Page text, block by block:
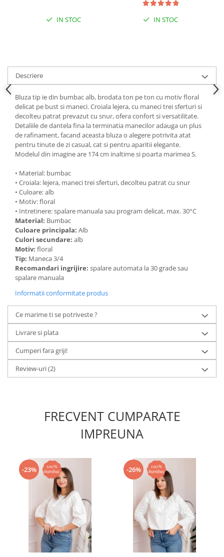
IN STOC IN STOC
Descriere
Bluza tip ie din bumbac alb, brodata ton pe ton cu motiv floral
delicat pe bust si maneci. Croiala lejera, cu maneci trei sferturi si
decolteu patrat prevazut cu snur, ofera confort si versatilitate.
Detaliile de dantela fina la terminatia manecilor adauga un plus
de rafinament, facand aceasta bluza o alegere potrivita atat
pentru tinute de zi casual, cat si pentru aparitii elegante.
Modelul din imagine are 174 cm inaltime si poarta marimea S.
• Material: bumbac
• Croiala: lejera, maneci trei sferturi, decolteu patrat cu snur
• Culoare: alb
• Motiv: floral
• Intretinere: spalare manuala sau program delicat, max. 30°C
Material: Bumbac
Culoare principala: Alb
Culori secundare: alb
Motiv: floral
Tip: Maneca 3/4
Recomandari ingrijire: spalare automata la 30 grade sau
spalare manuala
Informatii conformitate produs
Ce marime ti se potriveste ?
Livrare si plata
Cumperi fara griji!
Review-uri(2)
FRECVENT CUMPARATE
IMPREUNA
-23% -26%